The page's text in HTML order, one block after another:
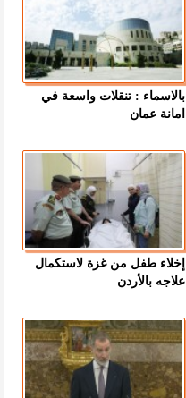
بالاسماء : تنقلات واسعة في
امانة عمان
إخلاء طفل من غزة لاستكمال
علاجه بالأردن